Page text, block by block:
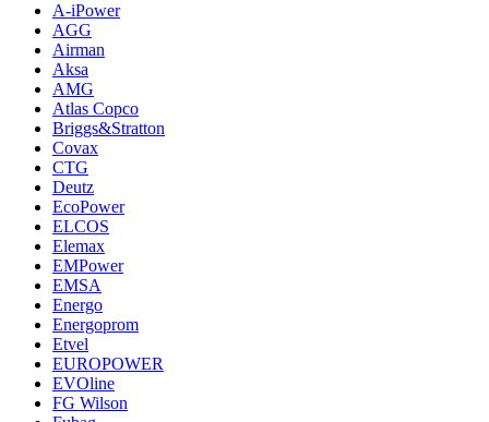
A-iPower
AGG
Airman
Aksa
AMG
Atlas Copco
Briggs&Stratton
Covax
CTG
Deutz
EcoPower
ELCOS
Elemax
EMPower
EMSA
Energo
Energoprom
Etvel
EUROPOWER
EVOline
FG Wilson